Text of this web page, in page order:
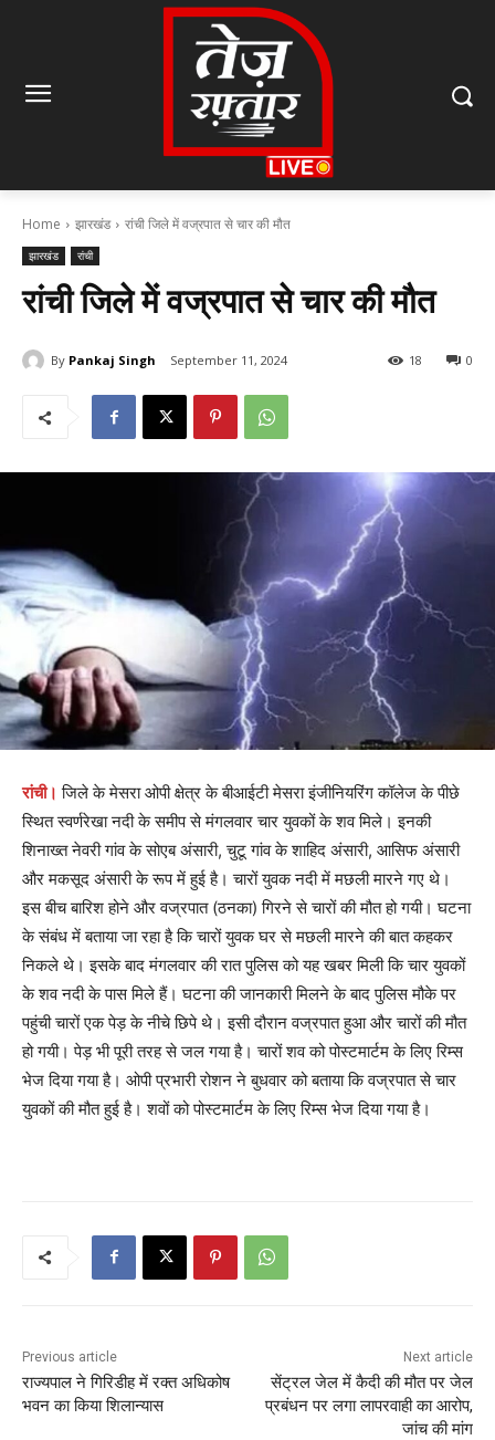
Home झारखंड रांची जिले में वज्रपात से चार की मौत
झारखंड रांची
रांची जिले में वज्रपात से चार की मौत
By Pankaj Singh September 11, 2024 0
18
रांची। जिले के मेसरा ओपी क्षेत्र के बीआईटी मेसरा इंजीनियरिंग कॉलेज के पीछे
स्थित स्वर्णरेखा नदी के समीप से मंगलवार चार युवकों के शव मिले। इनकी
शिनाख्त नेवरी गांव के सोएब अंसारी, चुटू गांव के शाहिद अंसारी, आसिफ अंसारी
और मकसूद अंसारी के रूप में हुई है। चारों युवक नदी में मछली मारने गए थे।
इस बीच बारिश होने और वज्रपात (ठनका) गिरने से चारों की मौत हो गयी। घटना
के संबंध में बताया जा रहा है कि चारों युवक घर से मछली मारने की बात कहकर
निकले थे। इसके बाद मंगलवार की रात पुलिस को यह खबर मिली कि चार युवकों
के शव नदी के पास मिले हैं। घटना की जानकारी मिलने के बाद पुलिस मौके पर
पहुंची चारों एक पेड़ के नीचे छिपे थे। इसी दौरान वज्रपात हुआ और चारों की मौत
हो गयी। पेड़ भी पूरी तरह से जल गया है। चारों शव को पोस्टमार्टम के लिए रिम्स
भेज दिया गया है। ओपी प्रभारी रोशन ने बुधवार को बताया कि वज्रपात से चार
युवकों की मौत हुई है। शवों को पोस्टमार्टम के लिए रिम्स भेज दिया गया है।
Previous article
राज्यपाल ने गिरिडीह में रक्त अधिकोष
भवन का किया शिलान्यास
Next article
सेंट्रल जेल में कैदी की मौत पर जेल
प्रबंधन पर लगा लापरवाही का आरोप,
जांच की मांग